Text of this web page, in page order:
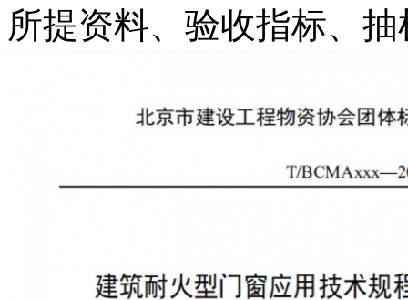
所提资料、验收指标、